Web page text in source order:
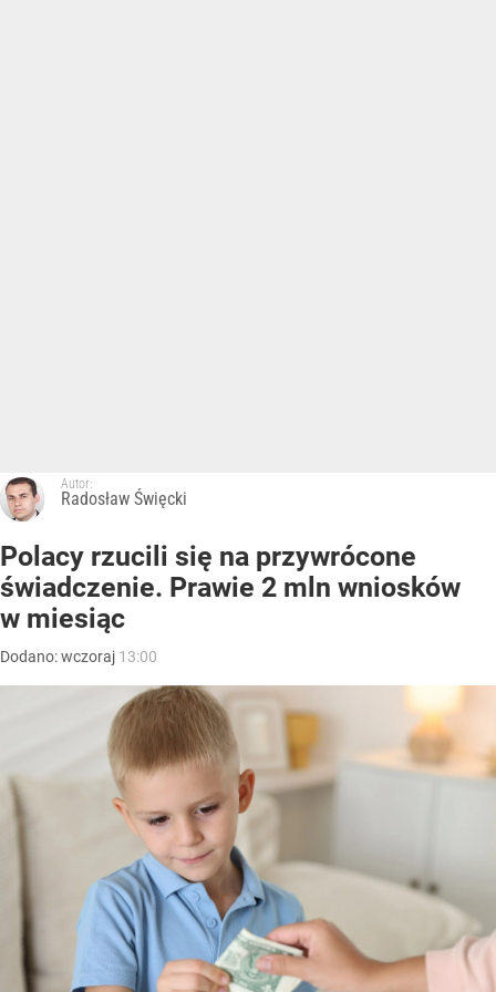
Autor:
Radosław Święcki
Polacy rzucili się na przywrócone
świadczenie. Prawie 2 mln wniosków
w miesiąc
Dodano:wczoraj 13:00